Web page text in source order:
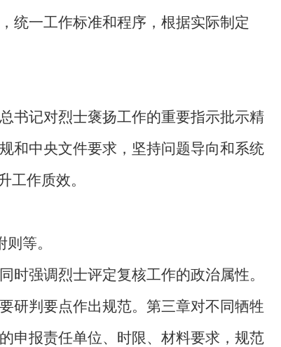
统一工作标准和程序，根据实际制定
书记对烈士褒扬工作的重要指示批示精
和中央文件要求，坚持问题导向和系统
工作质效。
等。
强调烈士评定复核工作的政治属性。
研判要点作出规范。第三章对不同牺牲
申报责任单位、时限、材料要求，规范